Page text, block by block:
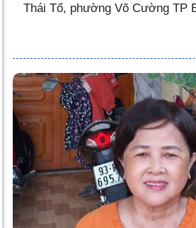
Thái Tổ, phường Võ Cường TP